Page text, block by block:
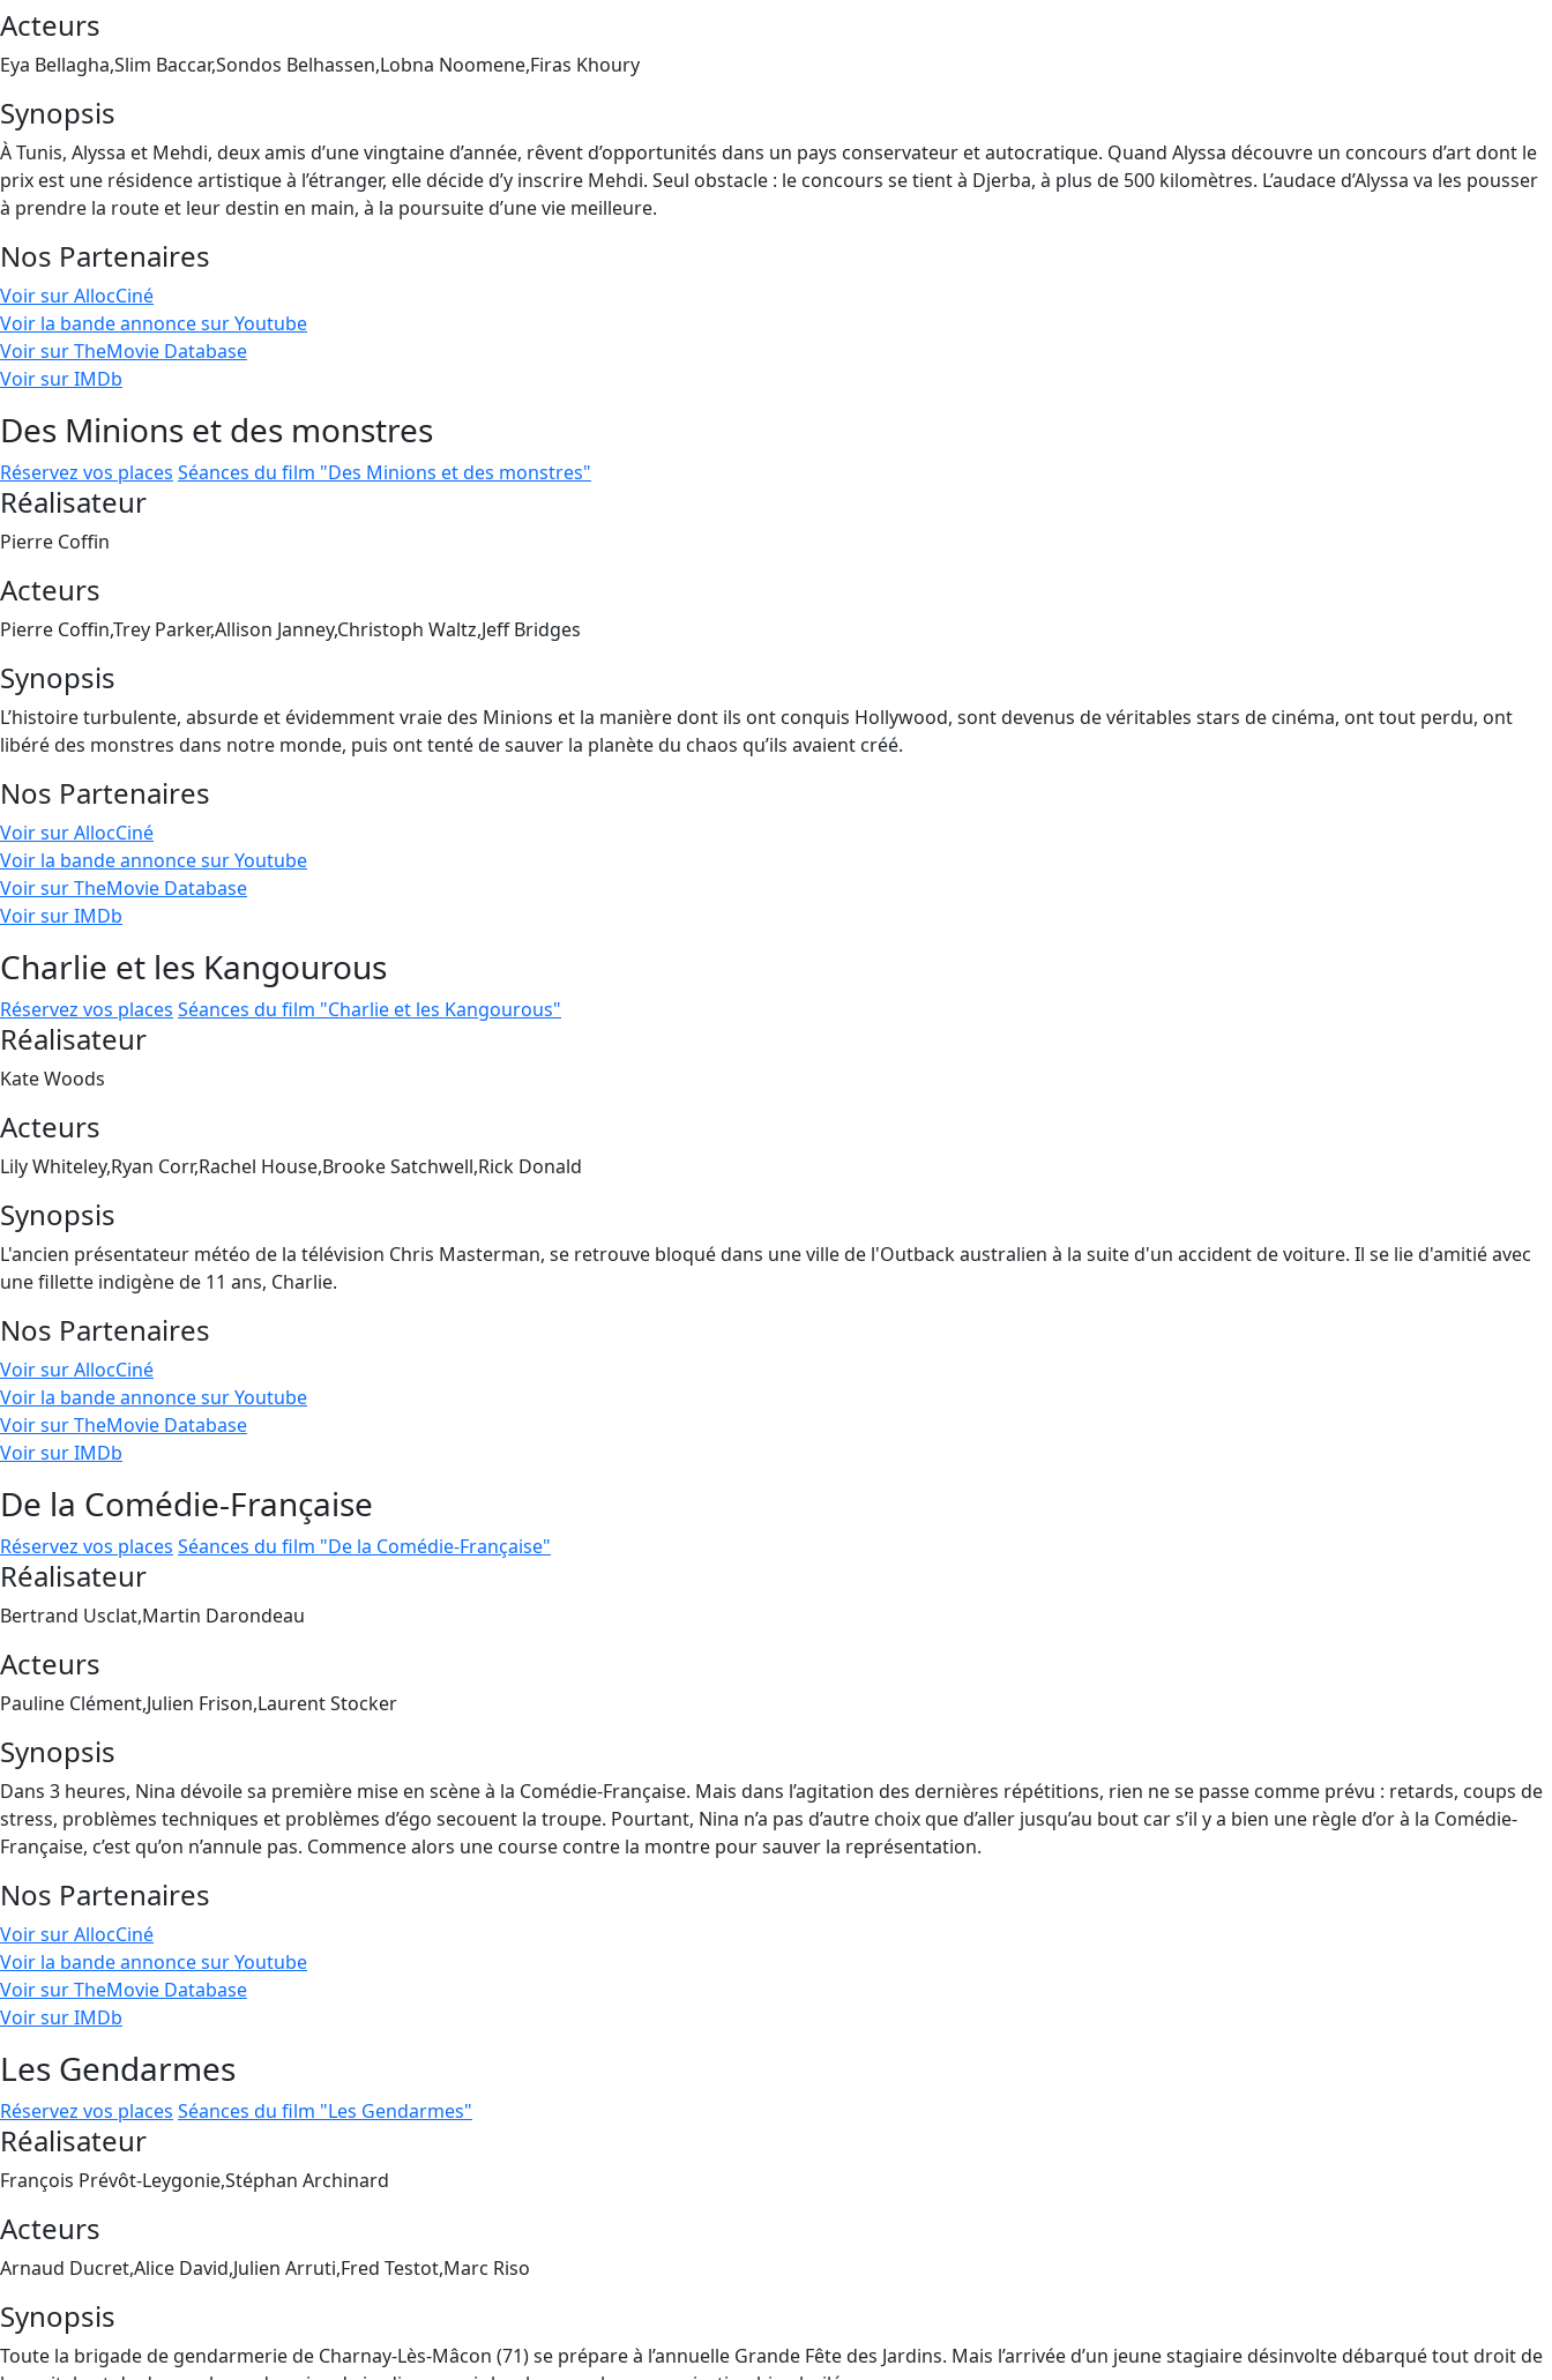
Acteurs
Eya Bellagha,Slim Baccar,Sondos Belhassen,Lobna Noomene,Firas Khoury
Synopsis
À Tunis, Alyssa et Mehdi, deux amis d’une vingtaine d’année, rêvent d’opportunités dans un pays conservateur et autocratique. Quand Alyssa découvre un concours d’art dont le
prix est une résidence artistique à l’étranger, elle décide d’y inscrire Mehdi. Seul obstacle : le concours se tient à Djerba, à plus de 500 kilomètres. L’audace d’Alyssa va les pousser
à prendre la route et leur destin en main, à la poursuite d’une vie meilleure.
Nos Partenaires
Voir sur AllocCiné
Voir la bande annonce sur Youtube
Voir sur TheMovie Database
Voir sur IMDb
Des Minions et des monstres
Réservez vos places Séances du film "Des Minions et des monstres"
Réalisateur
Pierre Coffin
Acteurs
Pierre Coffin,Trey Parker,Allison Janney,Christoph Waltz,Jeff Bridges
Synopsis
L’histoire turbulente, absurde et évidemment vraie des Minions et la manière dont ils ont conquis Hollywood, sont devenus de véritables stars de cinéma, ont tout perdu, ont
libéré des monstres dans notre monde, puis ont tenté de sauver la planète du chaos qu’ils avaient créé.
Nos Partenaires
Voir sur AllocCiné
Voir la bande annonce sur Youtube
Voir sur TheMovie Database
Voir sur IMDb
Charlie et les Kangourous
Réservez vos places Séances du film "Charlie et les Kangourous"
Réalisateur
Kate Woods
Acteurs
Lily Whiteley,Ryan Corr,Rachel House,Brooke Satchwell,Rick Donald
Synopsis
L'ancien présentateur météo de la télévision Chris Masterman, se retrouve bloqué dans une ville de l'Outback australien à la suite d'un accident de voiture. Il se lie d'amitié avec
une fillette indigène de 11 ans, Charlie.
Nos Partenaires
Voir sur AllocCiné
Voir la bande annonce sur Youtube
Voir sur TheMovie Database
Voir sur IMDb
De la Comédie-Française
Réservez vos places Séances du film "De la Comédie-Française"
Réalisateur
Bertrand Usclat,Martin Darondeau
Acteurs
Pauline Clément,Julien Frison,Laurent Stocker
Synopsis
Dans 3 heures, Nina dévoile sa première mise en scène à la Comédie-Française. Mais dans l’agitation des dernières répétitions, rien ne se passe comme prévu : retards, coups de
stress, problèmes techniques et problèmes d’égo secouent la troupe. Pourtant, Nina n’a pas d’autre choix que d’aller jusqu’au bout car s’il y a bien une règle d’or à la Comédie-
Française, c’est qu’on n’annule pas. Commence alors une course contre la montre pour sauver la représentation.
Nos Partenaires
Voir sur AllocCiné
Voir la bande annonce sur Youtube
Voir sur TheMovie Database
Voir sur IMDb
Les Gendarmes
Réservez vos places Séances du film "Les Gendarmes"
Réalisateur
François Prévôt-Leygonie,Stéphan Archinard
Acteurs
Arnaud Ducret,Alice David,Julien Arruti,Fred Testot,Marc Riso
Synopsis
Toute la brigade de gendarmerie de Charnay-Lès-Mâcon (71) se prépare à l’annuelle Grande Fête des Jardins. Mais l’arrivée d’un jeune stagiaire désinvolte débarqué tout droit de